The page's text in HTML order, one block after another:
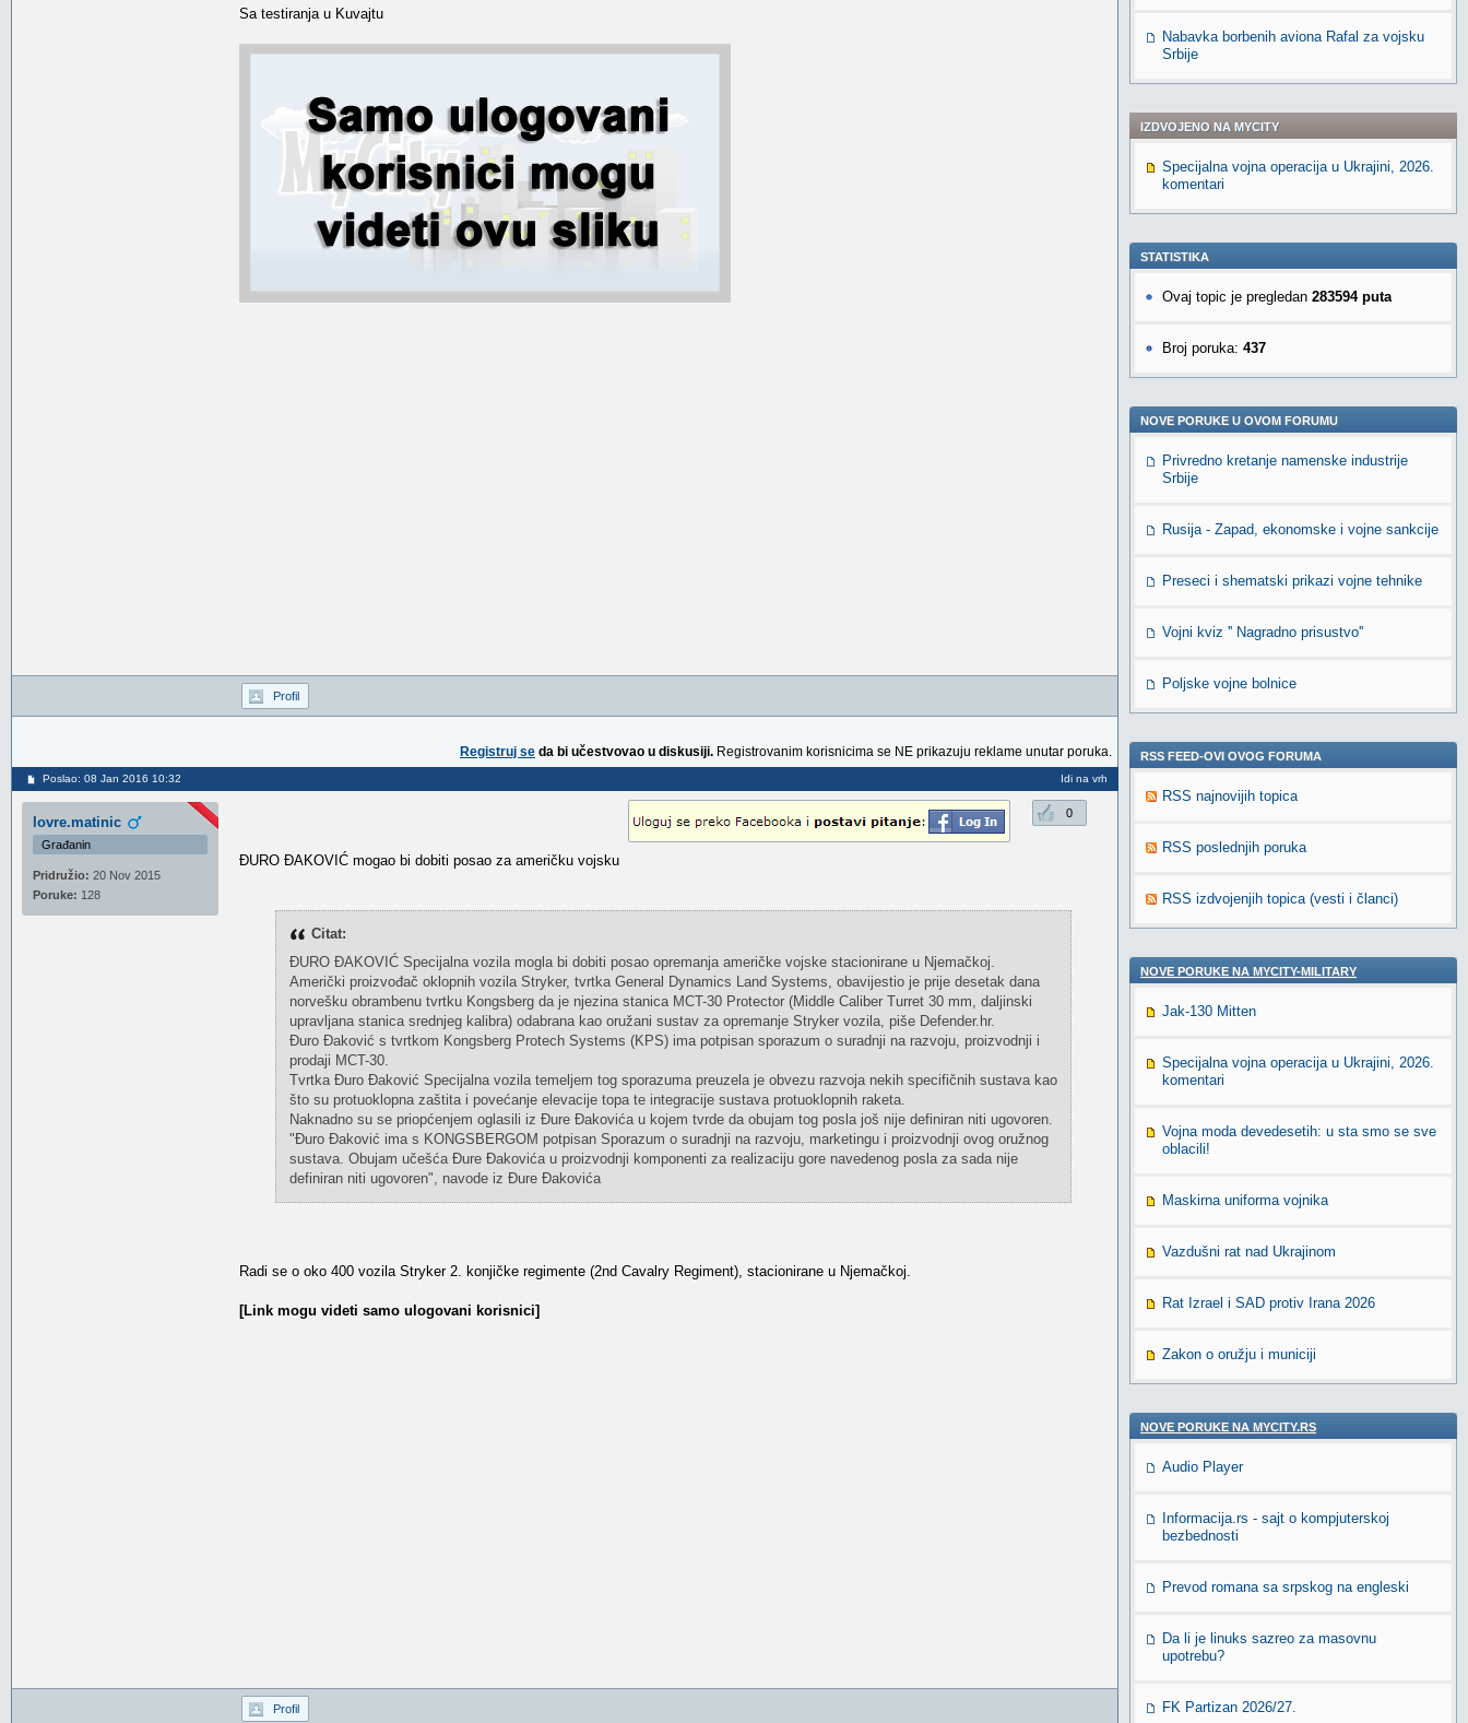
Sa testiranja u Kuvajtu
Profil
Registruj se da bi učestvovao u diskusiji. Registrovanim korisnicima se NE prikazuju reklame unutar poruka.
Poslao: 08 Jan 2016 10:32 Idi na vrh
lovre.matinic
Građanin
Pridružio: 20 Nov 2015
Poruke: 128
0
ĐURO ĐAKOVIĆ mogao bi dobiti posao za američku vojsku
Citat:
ĐURO ĐAKOVIĆ Specijalna vozila mogla bi dobiti posao opremanja američke vojske stacionirane u Njemačkoj.
Američki proizvođač oklopnih vozila Stryker, tvrtka General Dynamics Land Systems, obavijestio je prije desetak dana
norvešku obrambenu tvrtku Kongsberg da je njezina stanica MCT-30 Protector (Middle Caliber Turret 30 mm, daljinski
upravljana stanica srednjeg kalibra) odabrana kao oružani sustav za opremanje Stryker vozila, piše Defender.hr.
Đuro Đaković s tvrtkom Kongsberg Protech Systems (KPS) ima potpisan sporazum o suradnji na razvoju, proizvodnji i
prodaji MCT-30.
Tvrtka Đuro Đaković Specijalna vozila temeljem tog sporazuma preuzela je obvezu razvoja nekih specifičnih sustava kao
što su protuoklopna zaštita i povećanje elevacije topa te integracije sustava protuoklopnih raketa.
Naknadno su se priopćenjem oglasili iz Đure Đakovića u kojem tvrde da obujam tog posla još nije definiran niti ugovoren.
"Đuro Đaković ima s KONGSBERGOM potpisan Sporazum o suradnji na razvoju, marketingu i proizvodnji ovog oružnog
sustava. Obujam učešća Đure Đakovića u proizvodnji komponenti za realizaciju gore navedenog posla za sada nije
definiran niti ugovoren", navode iz Đure Đakovića
Radi se o oko 400 vozila Stryker 2. konjičke regimente (2nd Cavalry Regiment), stacionirane u Njemačkoj.
[Link mogu videti samo ulogovani korisnici]
Profil
Nabavka borbenih aviona Rafal za vojsku
Srbije
IZDVOJENO NA MYCITY
Specijalna vojna operacija u Ukrajini, 2026.
komentari
STATISTIKA
Ovaj topic je pregledan 283594 puta
Broj poruka: 437
NOVE PORUKE U OVOM FORUMU
Privredno kretanje namenske industrije
Srbije
Rusija - Zapad, ekonomske i vojne sankcije
Preseci i shematski prikazi vojne tehnike
Vojni kviz '' Nagradno prisustvo''
Poljske vojne bolnice
RSS FEED-OVI OVOG FORUMA
RSS najnovijih topica
RSS poslednjih poruka
RSS izdvojenjih topica (vesti i članci)
NOVE PORUKE NA MYCITY-MILITARY
Jak-130 Mitten
Specijalna vojna operacija u Ukrajini, 2026.
komentari
Vojna moda devedesetih: u sta smo se sve
oblacili!
Maskirna uniforma vojnika
Vazdušni rat nad Ukrajinom
Rat Izrael i SAD protiv Irana 2026
Zakon o oružju i municiji
NOVE PORUKE NA MYCITY.RS
Audio Player
Informacija.rs - sajt o kompjuterskoj
bezbednosti
Prevod romana sa srpskog na engleski
Da li je linuks sazreo za masovnu
upotrebu?
FK Partizan 2026/27.